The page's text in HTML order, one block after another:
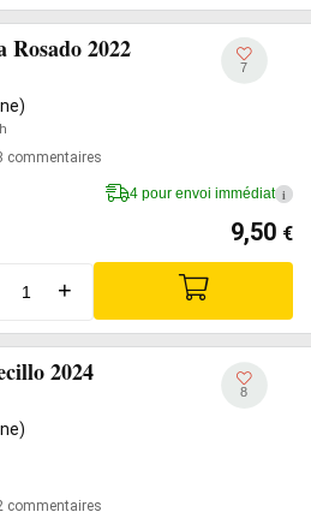
Rosado 2022
commentaires
7
4 pour envoi immédiat i
9,50 €
+
2024
commentaires
8